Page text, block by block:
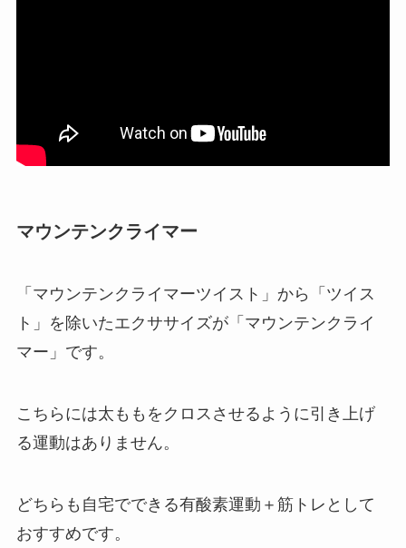
マウンテンクライマー
「マウンテンクライマーツイスト」から「ツイス
ト」を除いたエクササイズが「マウンテンクライ
マー」です。
こちらには太ももをクロスさせるように引き上げ
る運動はありません。
どちらも自宅でできる有酸素運動＋筋トレとして
おすすめです。